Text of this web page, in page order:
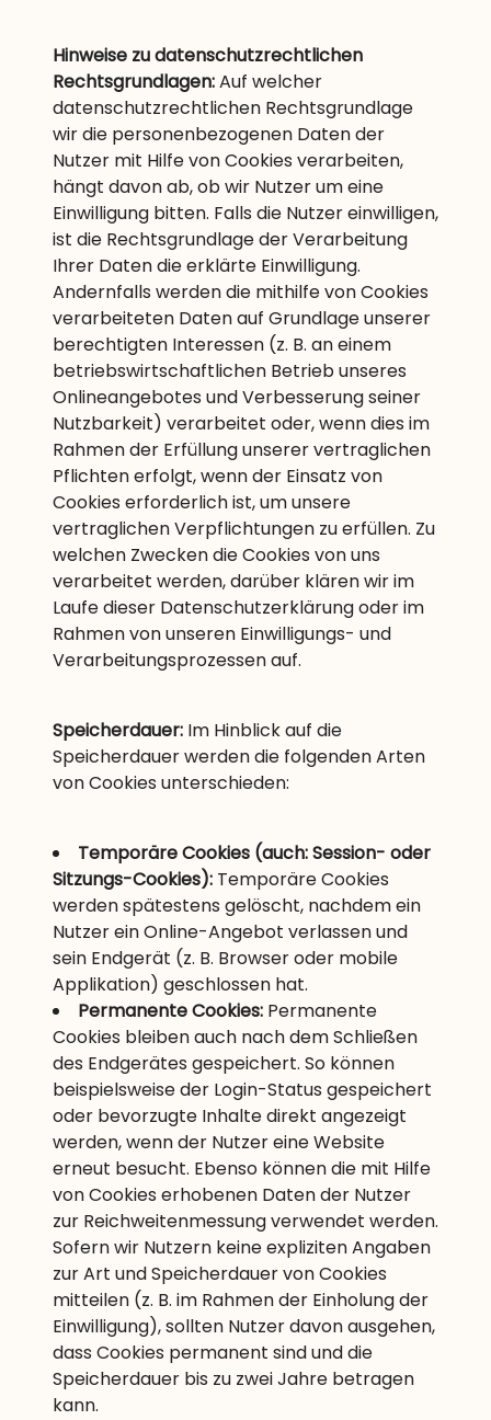
Hinweise zu datenschutzrechtlichen
Rechtsgrundlagen:Auf welcher
datenschutzrechtlichen Rechtsgrundlage
wir die personenbezogenen Daten der
Nutzer mit Hilfe von Cookies verarbeiten,
hängt davon ab, ob wir Nutzer um eine
Einwilligung bitten. Falls die Nutzer einwilligen,
ist die Rechtsgrundlage der Verarbeitung
Ihrer Daten die erklärte Einwilligung.
Andernfalls werden die mithilfe von Cookies
verarbeiteten Daten auf Grundlage unserer
berechtigten Interessen (z. B. an einem
betriebswirtschaftlichen Betrieb unseres
Onlineangebotes und Verbesserung seiner
Nutzbarkeit) verarbeitet oder, wenn dies im
Rahmen der Erfüllung unserer vertraglichen
Pflichten erfolgt, wenn der Einsatz von
Cookies erforderlich ist, um unsere
vertraglichen Verpflichtungen zu erfüllen. Zu
welchen Zwecken die Cookies von uns
verarbeitet werden, darüber klären wir im
Laufe dieser Datenschutzerklärung oder im
Rahmen von unseren Einwilligungs- und
Verarbeitungsprozessen auf.
Speicherdauer: Im Hinblick auf die
Speicherdauer werden die folgenden Arten
von Cookies unterschieden:
Temporäre Cookies (auch: Session- oder
Sitzungs-Cookies): Temporäre Cookies
werden spätestens gelöscht, nachdem ein
Nutzer ein Online-Angebot verlassen und
sein Endgerät (z. B. Browser oder mobile
Applikation) geschlossen hat.
Permanente Cookies: Permanente
Cookies bleiben auch nach dem Schließen
des Endgerätes gespeichert. So können
beispielsweise der Login-Status gespeichert
oder bevorzugte Inhalte direkt angezeigt
werden, wenn der Nutzer eine Website
erneut besucht. Ebenso können die mit Hilfe
von Cookies erhobenen Daten der Nutzer
zur Reichweitenmessung verwendet werden.
Sofern wir Nutzern keine expliziten Angaben
zur Art und Speicherdauer von Cookies
mitteilen (z. B. im Rahmen der Einholung der
Einwilligung), sollten Nutzer davon ausgehen,
dass Cookies permanent sind und die
Speicherdauer bis zu zwei Jahre betragen
kann.